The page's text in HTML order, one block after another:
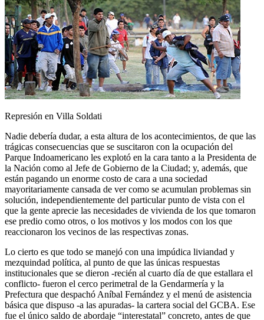
Represión en Villa Soldati
Nadie debería dudar, a esta altura de los acontecimientos, de que las
trágicas consecuencias que se suscitaron con la ocupación del
Parque Indoamericano les explotó en la cara tanto a la Presidenta de
la Nación como al Jefe de Gobierno de la Ciudad; y, además, que
están pagando un enorme costo de cara a una sociedad
mayoritariamente cansada de ver como se acumulan problemas sin
solución, independientemente del particular punto de vista con el
que la gente aprecie las necesidades de vivienda de los que tomaron
ese predio como otros, o los motivos y los modos con los que
reaccionaron los vecinos de las respectivas zonas.
Lo cierto es que todo se manejó con una impúdica liviandad y
mezquindad política, al punto de que las únicas respuestas
institucionales que se dieron -recién al cuarto día de que estallara el
conflicto- fueron el cerco perimetral de la Gendarmería y la
Prefectura que despachó Aníbal Fernández y el menú de asistencia
básica que dispuso -a las apuradas- la cartera social del GCBA. Ese
fue el único saldo de abordaje “interestatal” concreto, antes de que